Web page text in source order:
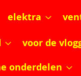
elektra
voor de
onderdelen